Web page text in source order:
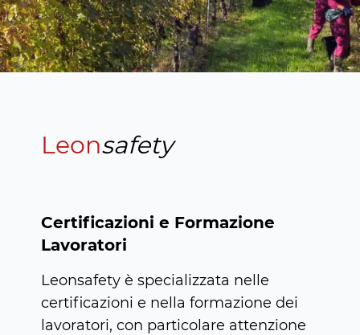
partner
news
Leonsafety
Certificazioni e Formazione
Lavoratori
Leonsafety è specializzata nelle
certificazioni e nella formazione dei
lavoratori, con particolare attenzione